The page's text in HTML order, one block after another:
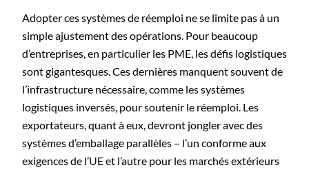
Adopter ces systèmes de réemploi ne se limite pas à un
simple ajustement des opérations. Pour beaucoup
d’entreprises, en particulier les PME, les défis logistiques
sont gigantesques. Ces dernières manquent souvent de
l’infrastructure nécessaire, comme les systèmes
logistiques inversés, pour soutenir le réemploi. Les
exportateurs, quant à eux, devront jongler avec des
systèmes d’emballage parallèles – l’un conforme aux
exigences de l’UE et l’autre pour les marchés extérieurs